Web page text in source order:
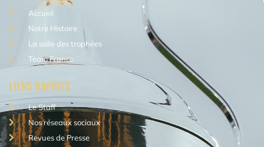
Accueil
Notre Histoire
La salle des trophées
Team France
LIENS RAPIDES
Le Staff
Nos réseaux sociaux
Revues de Presse